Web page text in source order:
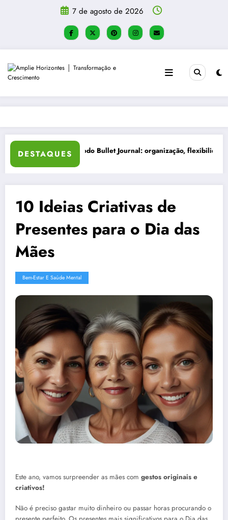
7 de agosto de 2026
DESTAQUES
Autoconhecimento Mesa de Festa Junina: Como Decorar
10 Ideias Criativas de
Presentes para o Dia das
Mães
Bem-Estar E Saúde Mental
Este ano, vamos surpreender as mães com gestos originais e
criativos!
Não é preciso gastar muito dinheiro ou passar horas procurando o